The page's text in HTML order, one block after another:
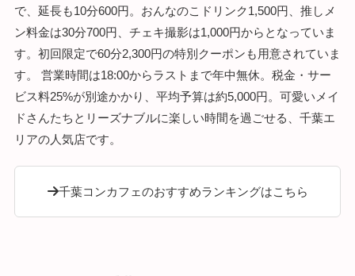
で、延長も10分600円。おんなのこドリンク1,500円、推しメ
ン料金は30分700円、チェキ撮影は1,000円からとなっていま
す。初回限定で60分2,300円の特別クーポンも用意されていま
す。 営業時間は18:00からラストまで年中無休。税金・サー
ビス料25%が別途かかり、平均予算は約5,000円。可愛いメイ
ドさんたちとリーズナブルに楽しい時間を過ごせる、千葉エ
リアの人気店です。
千葉コンカフェのおすすめランキングはこちら